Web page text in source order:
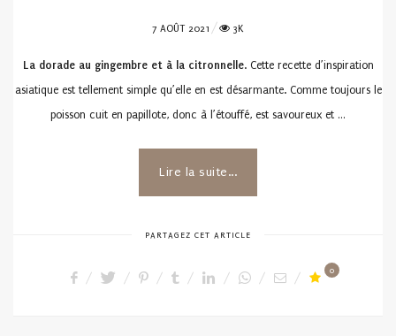
POSTED
7 AOÛT 2021 3K
La dorade au gingembre et à la citronnelle. Cette recette d’inspiration
asiatique est tellement simple qu’elle en est désarmante. Comme toujours le
poisson cuit en papillote, donc à l’étouffé, est savoureux et …
Lire la suite...
PARTAGEZ CET ARTICLE
0